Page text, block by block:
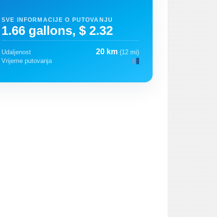
SVE INFORMACIJE O PUTOVANJU
1.66 gallons, $ 2.32
Udaljenost 20 km (12 mi)
Vrijeme putovanja